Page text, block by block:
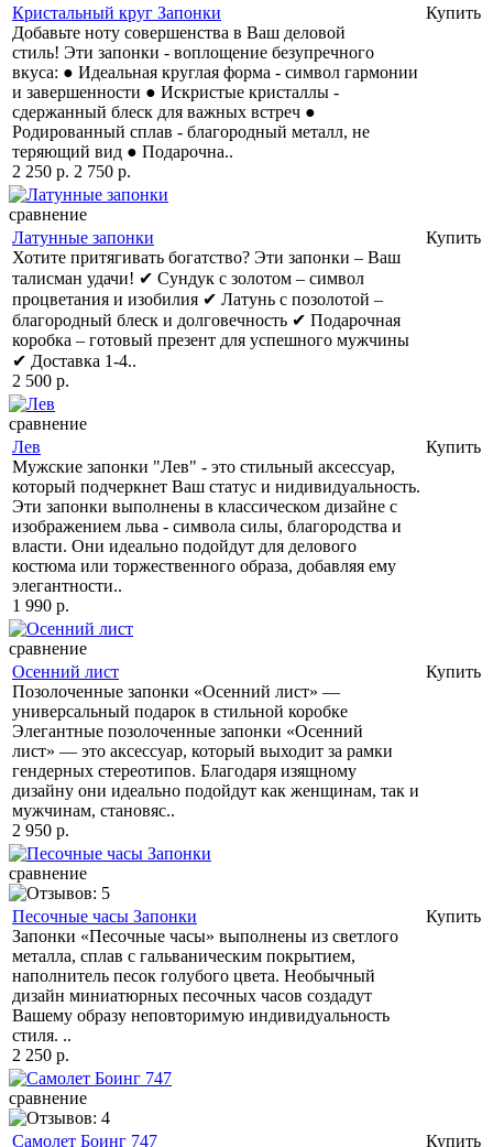
Кристальный круг Запонки
Добавьте ноту совершенства в Ваш деловой
стиль! Эти запонки - воплощение безупречного
вкуса: ● Идеальная круглая форма - символ гармонии
и завершенности ● Искристые кристаллы -
сдержанный блеск для важных встреч ●
Родированный сплав - благородный металл, не
теряющий вид ● Подарочна..
2 250 р. 2 750 р.
Купить
сравнение
Латунные запонки
Хотите притягивать богатство? Эти запонки – Ваш
талисман удачи! ✔ Сундук с золотом – символ
процветания и изобилия ✔ Латунь с позолотой –
благородный блеск и долговечность ✔ Подарочная
коробка – готовый презент для успешного мужчины
✔ Доставка 1-4..
2 500 р.
Купить
сравнение
Лев
Мужские запонки "Лев" - это стильный аксессуар,
который подчеркнет Ваш статус и нидивидуальность.
Эти запонки выполнены в классическом дизайне с
изображением льва - символа силы, благородства и
власти. Они идеально подойдут для делового
костюма или торжественного образа, добавляя ему
элегантности..
1 990 р.
Купить
сравнение
Осенний лист
Позолоченные запонки «Осенний лист» —
универсальный подарок в стильной коробке
Элегантные позолоченные запонки «Осенний
лист» — это аксессуар, который выходит за рамки
гендерных стереотипов. Благодаря изящному
дизайну они идеально подойдут как женщинам, так и
мужчинам, становяс..
2 950 р.
Купить
сравнение
Песочные часы Запонки
Запонки «Песочные часы» выполнены из светлого
металла, сплав с гальваническим покрытием,
наполнитель песок голубого цвета. Необычный
дизайн миниатюрных песочных часов создадут
Вашему образу неповторимую индивидуальность
стиля. ..
2 250 р.
Купить
сравнение
Самолет Боинг 747
Купить